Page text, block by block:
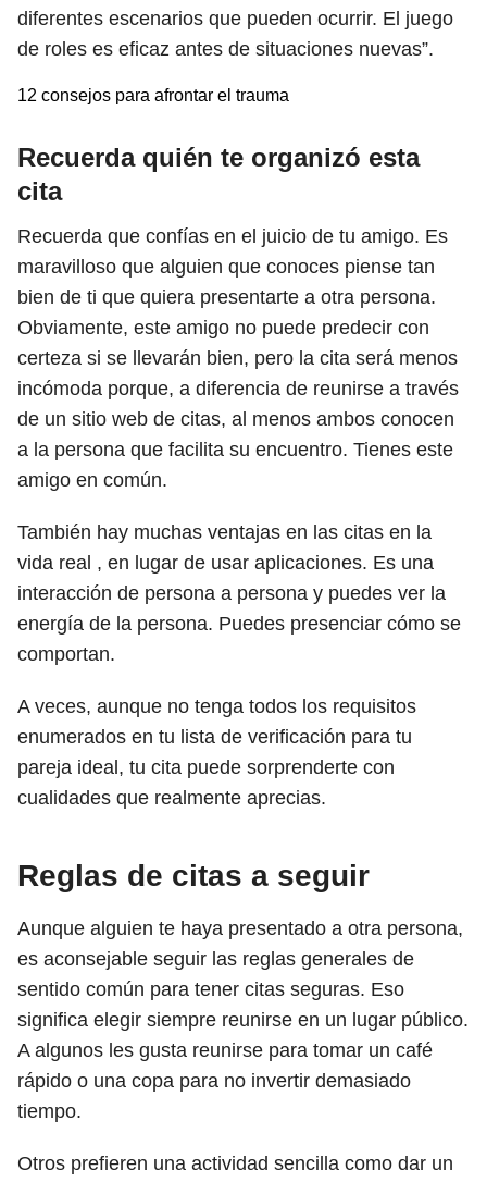
diferentes escenarios que pueden ocurrir. El juego
de roles es eficaz antes de situaciones nuevas”.
12 consejos para afrontar el trauma
Recuerda quién te organizó esta
cita
Recuerda que confías en el juicio de tu amigo. Es
maravilloso que alguien que conoces piense tan
bien de ti que quiera presentarte a otra persona.
Obviamente, este amigo no puede predecir con
certeza si se llevarán bien, pero la cita será menos
incómoda porque, a diferencia de reunirse a través
de un sitio web de citas, al menos ambos conocen
a la persona que facilita su encuentro. Tienes este
amigo en común.
También hay muchas ventajas en las citas en la
vida real , en lugar de usar aplicaciones. Es una
interacción de persona a persona y puedes ver la
energía de la persona. Puedes presenciar cómo se
comportan.
A veces, aunque no tenga todos los requisitos
enumerados en tu lista de verificación para tu
pareja ideal, tu cita puede sorprenderte con
cualidades que realmente aprecias.
Reglas de citas a seguir
Aunque alguien te haya presentado a otra persona,
es aconsejable seguir las reglas generales de
sentido común para tener citas seguras. Eso
significa elegir siempre reunirse en un lugar público.
A algunos les gusta reunirse para tomar un café
rápido o una copa para no invertir demasiado
tiempo.
Otros prefieren una actividad sencilla como dar un